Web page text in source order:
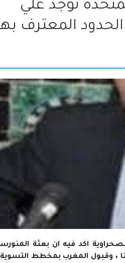
توجد علي
المعترف
اكد فيه ان بعثة
، وقبول المغرب بمخطط التسوية